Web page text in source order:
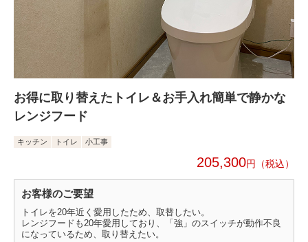
お得に取り替えたトイレ＆お手入れ簡単で静かな
レンジフード
キッチン トイレ 小工事
205,300円
お客様のご要望
トイレを20年近く愛用したため、取替したい。
レンジフードも20年愛用しており、「強」のスイッチが動作不良
になっているため、取り替えたい。